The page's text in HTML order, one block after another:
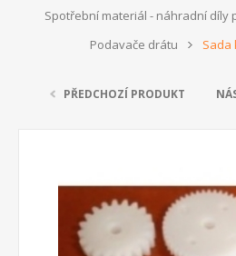
Spotřební materiál - náhradní díly
Podavače drátu
Sada
PŘEDCHOZÍ PRODUKT